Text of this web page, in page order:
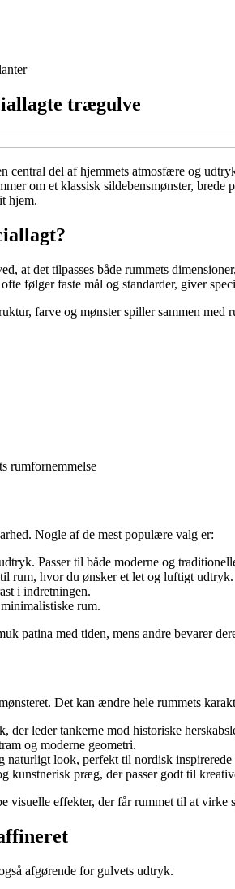
trægulve
central del af hjemmets atmosfære og
om et klassisk sildebensmønster,
hjem.
at det tilpasses både rummets
følger faste mål og standarder, giver
farve og mønster spiller sammen
rumfornemmelse
Nogle af de mest populære valg er:
Passer til både moderne og
rum, hvor du ønsker et let og luftigt udtryk.
i indretningen.
rum.
patina med tiden, mens andre bevarer
Det kan ændre hele rummets
der leder tankerne mod historiske
og moderne geometri.
naturligt look, perfekt til nordisk inspirerede
kunstnerisk præg, der passer godt til
visuelle effekter, der får rummet til at virke
afgørende for gulvets udtryk.